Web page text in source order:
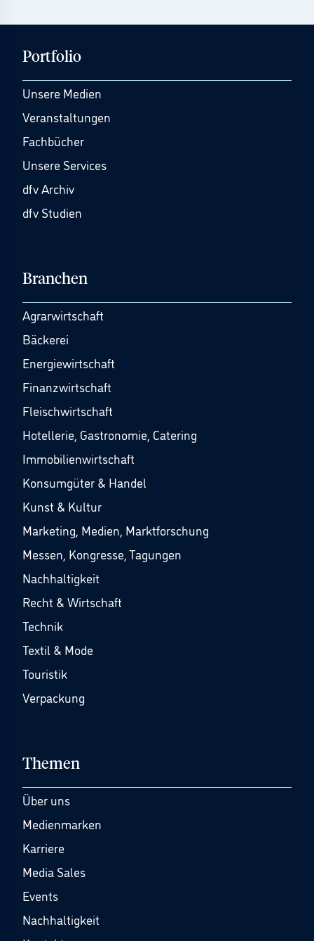
Portfolio
Unsere Medien
Veranstaltungen
Fachbücher
Unsere Services
dfv Archiv
dfv Studien
Branchen
Agrarwirtschaft
Bäckerei
Energiewirtschaft
Finanzwirtschaft
Fleischwirtschaft
Hotellerie, Gastronomie, Catering
Immobilienwirtschaft
Konsumgüter & Handel
Kunst & Kultur
Marketing, Medien, Marktforschung
Messen, Kongresse, Tagungen
Nachhaltigkeit
Recht & Wirtschaft
Technik
Textil & Mode
Touristik
Verpackung
Themen
Über uns
Medienmarken
Karriere
Media Sales
Events
Nachhaltigkeit